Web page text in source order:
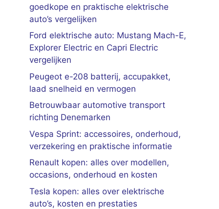
goedkope en praktische elektrische
auto’s vergelijken
Ford elektrische auto: Mustang Mach-E,
Explorer Electric en Capri Electric
vergelijken
Peugeot e-208 batterij, accupakket,
laad snelheid en vermogen
Betrouwbaar automotive transport
richting Denemarken
Vespa Sprint: accessoires, onderhoud,
verzekering en praktische informatie
Renault kopen: alles over modellen,
occasions, onderhoud en kosten
Tesla kopen: alles over elektrische
auto’s, kosten en prestaties